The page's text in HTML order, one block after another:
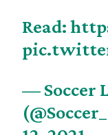
Read:
— Soccer